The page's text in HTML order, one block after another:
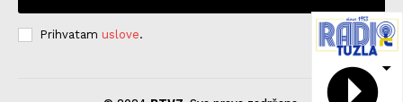
Prihvatam uslove.